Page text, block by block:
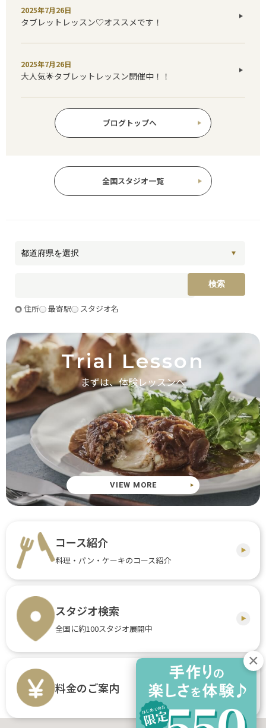
2025年7月26日
タブレットレッスン♡オススメです！
2025年7月26日
大人気🌟タブレットレッスン開催中！！
ブログトップへ
全国スタジオ一覧
住所 最寄駅 スタジオ名
Trial Lesson
まずは、体験レッスンへ
VIEW MORE
コース紹介
料理・パン・ケーキのコース紹介
スタジオ検索
全国に約100スタジオ展開中
料金のご案内